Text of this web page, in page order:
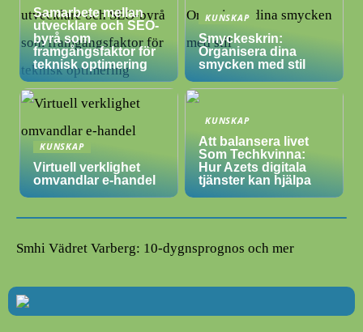
Samarbete mellan
utvecklare och SEO-
byrå som
framgångsfaktor för
teknisk optimering
KUNSKAP
Smyckeskrin:
Organisera dina
smycken med stil
KUNSKAP
Virtuell verklighet
omvandlar e-handel
KUNSKAP
Att balansera livet
Som Techkvinna:
Hur Azets digitala
tjänster kan hjälpa
Smhi Vädret Varberg: 10-dygnsprognos och mer